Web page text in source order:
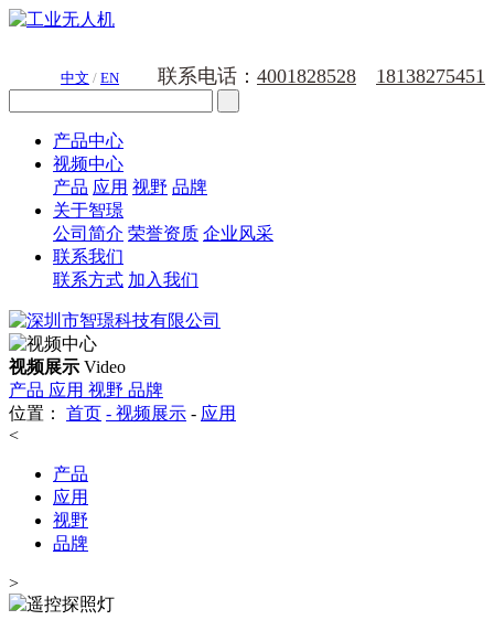
中文 / EN 联系电话： 4001828528 18138275451
产品中心
视频中心
产品 应用 视野 品牌
关于智璟
公司简介 荣誉资质 企业风采
联系我们
联系方式 加入我们
视频展示 Video
产品 应用 视野 品牌
位置：
首页 - 视频展示 - 应用
<
产品
应用
视野
品牌
>